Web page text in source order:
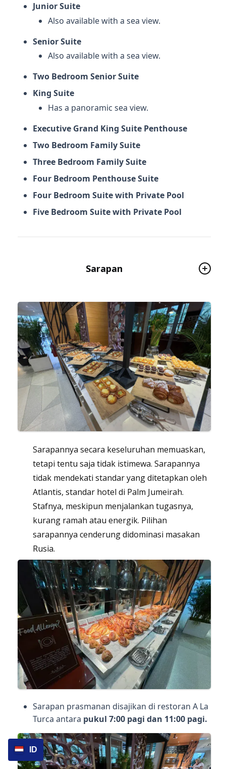
Junior Suite
Also available with a sea view.
Senior Suite
Also available with a sea view.
Two Bedroom Senior Suite
King Suite
Has a panoramic sea view.
Executive Grand King Suite Penthouse
Two Bedroom Family Suite
Three Bedroom Family Suite
Four Bedroom Penthouse Suite
Four Bedroom Suite with Private Pool
Five Bedroom Suite with Private Pool
Sarapan
Sarapannya secara keseluruhan memuaskan,
tetapi tentu saja tidak istimewa. Sarapannya
tidak mendekati standar yang ditetapkan oleh
Atlantis, standar hotel di Palm Jumeirah.
Stafnya, meskipun menjalankan tugasnya,
kurang ramah atau energik. Pilihan
sarapannya cenderung didominasi masakan
Rusia.
Sarapan prasmanan disajikan di restoran A La
Turca antara pukul 7:00 pagi dan 11:00 pagi.
ID